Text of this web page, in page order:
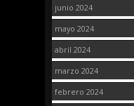
junio 2024
mayo 2024
abril 2024
marzo 2024
febrero 2024